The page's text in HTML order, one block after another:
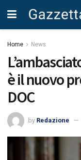
Home News
è il nuovo
DOC
by Redazione